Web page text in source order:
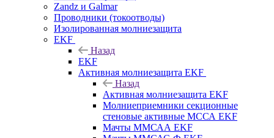
Zandz и Galmar
Проводники (токоотводы)
Изолированная молниезащита
EKF
Назад
EKF
Активная молниезащита EKF
Назад
Активная молниезащита EKF
Молниеприемники секционные
стеновые активные МССА EKF
Мачты ММСАА EKF